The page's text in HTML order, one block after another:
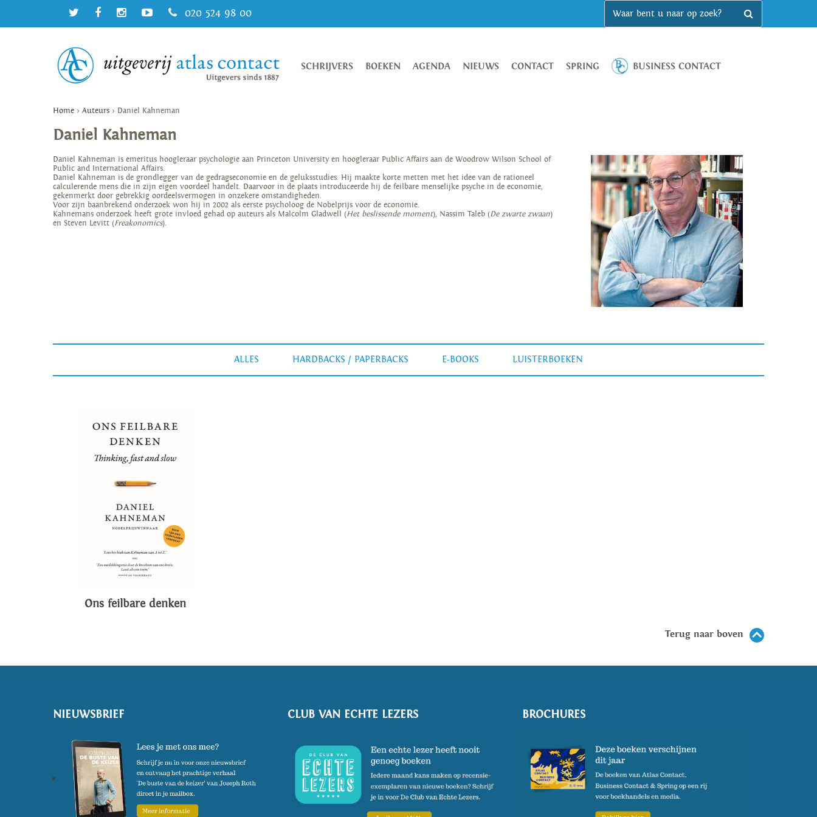
020 524 98 00
SCHRIJVERS BOEKEN AGENDA NIEUWS CONTACT SPRING BUSINESS CONTACT
Home > Auteurs > Daniel Kahneman
Daniel Kahneman
Daniel Kahneman is emeritus hoogleraar psychologie aan Princeton University en hoogleraar Public Affairs aan de Woodrow Wilson School of
Public and International Affairs.
Daniel Kahneman is de grondlegger van de gedragseconomie en de geluksstudies. Hij maakte korte metten met het idee van de rationeel
calculerende mens die in zijn eigen voordeel handelt. Daarvoor in de plaats introduceerde hij de feilbare menselijke psyche in de economie,
gekenmerkt door gebrekkig oordeelsvermogen in onzekere omstandigheden.
Voor zijn baanbrekend onderzoek won hij in 2002 als eerste psycholoog de Nobelprijs voor de economie.
Kahnemans onderzoek heeft grote invloed gehad op auteurs als Malcolm Gladwell (Het beslissende moment), Nassim Taleb (De zwarte zwaan)
en Steven Levitt (Freakonomics).
ALLES HARDBACKS / PAPERBACKS E-BOOKS LUISTERBOEKEN
Ons feilbare denken
Terug naar boven
NIEUWSBRIEF CLUB VAN ECHTE LEZERS BROCHURES